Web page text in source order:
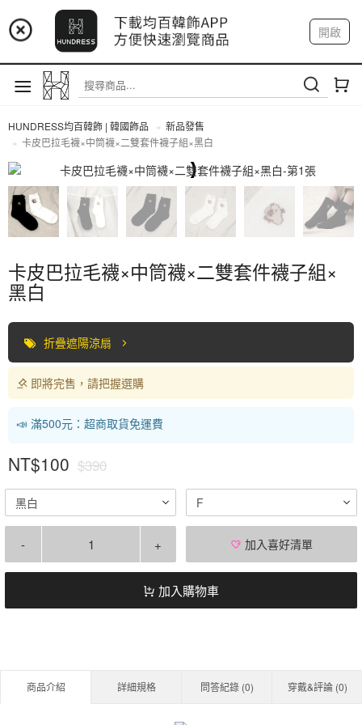
📢 市集預告：9/4-9/6 淡水捷運站
📢 市集預告：9/12-9/13 八里海巡基地
📢 市集預告：8/22-8/23 桃園青埔置地廣場
開啟
註冊 我的帳戶
HUNDRESS均百韓飾 | 韓國飾品
新品發售
卡皮巴拉毛襪×中筒襪×二雙套件襪子組×黑白
全部商品
卡皮巴拉毛襪×中筒襪×二雙套件襪子組×
黑白
折疊遮陽涼扇
即將完售，請把握選購
📣 滿500元：超商取貨免運費
NT$100 $390
黑白 F
- + 加入喜好清單
加入購物車
商品介紹 詳細規格 問答紀錄 (0) 穿戴&評論 (0)